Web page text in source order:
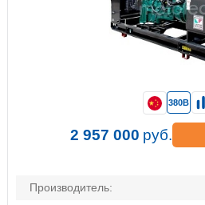
Производитель:
380В
2 957 000 руб.